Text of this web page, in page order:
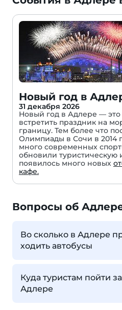
Новый год в
31 декабря 2026
Новый год в Адлере —
встретить праздник на
границу. Тем более что
Олимпиады в Сочи в 2014
много современных
обновили туристическую
появилось много новых
кафе.
Вопросы об
Во сколько в Адлере
ходить автобусы
Куда туристам пойти
Адлере